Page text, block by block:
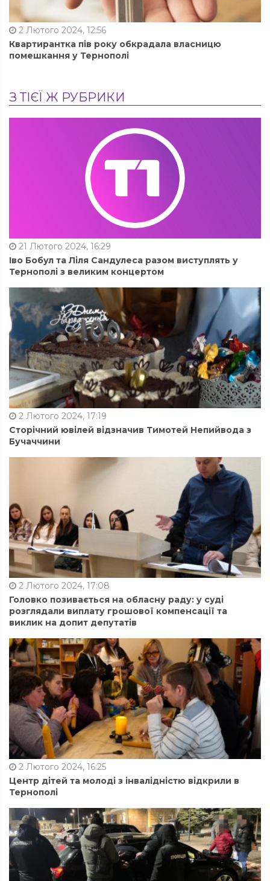
2 Лютого 2024, 12:56
Квартирантка пів року обкрадала власницю
помешкання у Тернополі
З ТІЄЇ Ж РУБРИКИ
21 Лютого 2024, 16:29
Іво Бобул та Ліля Сандулеса разом виступлять у
Тернополі з великим концертом
2 Лютого 2024, 17:19
Сторічний ювілей відзначив Тимотей Непийвода з
Бучаччини
2 Лютого 2024, 17:08
Головко позивається на обласну раду: у суді
розглядали виплату грошової компенсації та
виклик на допит депутатів
2 Лютого 2024, 16:25
Центр дітей та молоді з інвалідністю відкрили в
Тернополі